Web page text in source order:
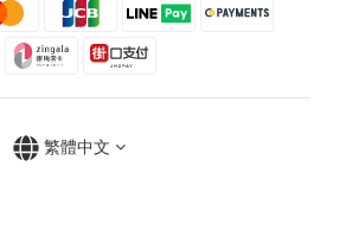
繁體中文